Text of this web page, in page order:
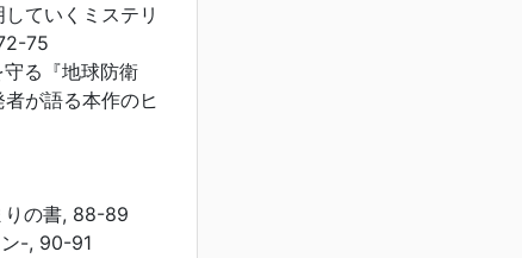
ていくミステリ
75
る『地球防衛
が語る本作のヒ
りの書, 88-89
-, 90-91